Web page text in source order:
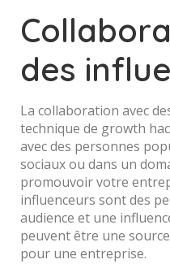
des
La collaboration avec
technique de growth
avec des personnes
sociaux ou dans un
promouvoir votre
influenceurs sont des
audience et une
peuvent être une
pour une entreprise.